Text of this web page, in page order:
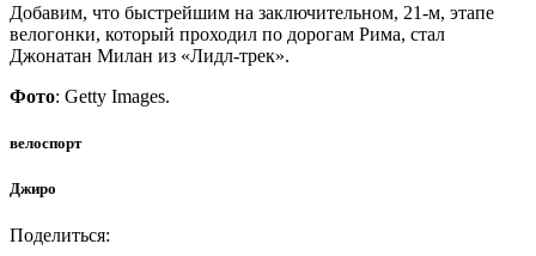
Добавим, что быстрейшим на заключительном, 21-м, этапе
велогонки, который проходил по дорогам Рима, стал
Джонатан Милан из «Лидл-трек».
Фото: Getty Images.
велоспорт
Джиро
Поделиться: